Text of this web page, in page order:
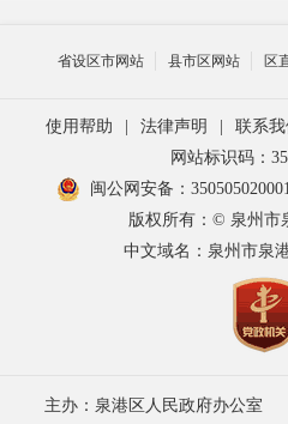
省设区市网站 县市区网站 区
使用帮助 | 法律声明 | 联系我
网站标识码：
闽公网安备：
版权所有：© 泉州市
中文域名：泉州市泉
主办：泉港区人民政府办公室